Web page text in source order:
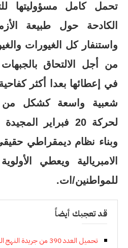
تحمل كامل مسؤوليتها
الكادحة حول طبيعة
واستنفار كل الغيورات
من أجل الالتحاق
في إعطائها بعدا أكثر
شعبية واسعة كشكل من
لحركة 20 فبراير
وبناء نظام ديمقراطي
الامبريالية ويعطي
للمواطنين/ات.
قد تعجبك أيضاً
تحميل العدد 390 من جريدة النهج الديمقراطي